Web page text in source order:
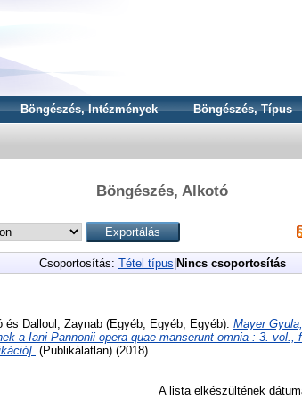
Böngészés, Intézmények Böngészés, Típus
Böngészés, Alkotó
Csoportosítás: Tétel típus Nincs csoportosítás
és Dalloul, Zaynab (Egyéb, Egyéb, Egyéb): Mayer
a Iani Pannonii opera quae manserunt omnia : 3.
(Publikálatlan) (2018)
A lista elkészültének